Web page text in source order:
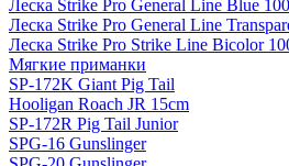
Леска Strike Pro General Line Blue
Леска Strike Pro General Line
Леска Strike Pro Strike Line Bicolor
Мягкие приманки
SP-172K Giant Pig Tail
Hooligan Roach JR 15cm
SP-172R Pig Tail Junior
SPG-16 Gunslinger